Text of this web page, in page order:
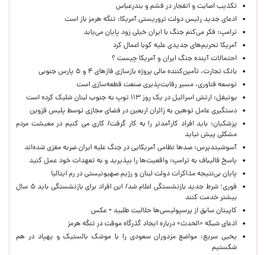
تکذیب اصابت و انفجار در قشم و بندرعباس
ادعای جدید رئیس دولت تروریستی آمریکا: تنگه هرمز باز است
ترامپ: فکر می‌کنم جنگ با ایران خیلی زود پایان می‌یابد
آمریکا تحریم‌های جدیدی علیه کوبا اعمال کرد
احتمالات آینده جنگ ایران و آمریکا چیست ؟
بانک تجارت، تأمین‌کننده مالی پروژه بازسازی فازهای ۴ و ۵ پارس جنوبی
توسعه فناوری، مسیر رقابت‌پذیری صنعت قطعه‌سازی است
یونیفل: ارتش اسرائیل در یک روز ۱۱۳ توپ به جنوب لبنان شلیک کرده است
دستگیری عامل توهین به زائران اربعین در فضای مجازی توسط پلیس قزوین
پزشکیان: باید افراد کارآمدتر را به کار گرفت/ کاری می کنیم در معیشت مردم
مشکلی پیش نیاید
آسوشیتدپرس: صدها نظامی آمریکایی در جنگ علیه ایران ضربه مغزی شده‌اند
پاسخ قالیباف به ترامپ: واقعیت‌ها را بپذیرید و به تعهدات خود عمل کنید
پایان بی‌نتیجه مذاکرات دولت لبنان و رژیم صهیونیستی در رم ایتالیا
فوری؛ شرط جدید بازنشستگی اعلام شد/ این افراد برای بازنشستگی باید ۵ سال
بیشتر خدمت کنند
کاپیتان سابق از پرسپولیسی‌ها حلالیت طلبید + عکس
ادعای شبکه «الحدث» درباره ایجاد گذرگاه موقت در تنگه هرمز
یحیی سریع: مواضع مزدوران سعودی را با موشک بالستیک و پهپاد در هم
شکستیم